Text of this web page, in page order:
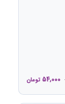
54,000 تومان